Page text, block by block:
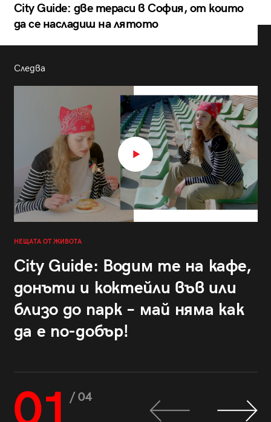
City Guide: две тераси в София, от които
да се насладиш на лятото
Следва
НЕЩАТА ОТ ЖИВОТА
City Guide: Водим те на кафе,
донъти и коктейли във или
близо до парк – май няма как
да е по-добър!
/ 04